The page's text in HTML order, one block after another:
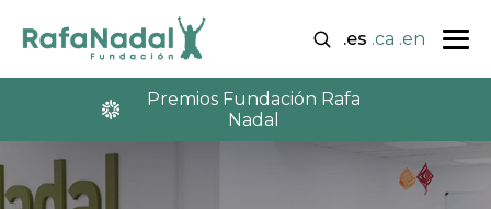
.es .ca .en
Premios Fundación Rafa
Nadal